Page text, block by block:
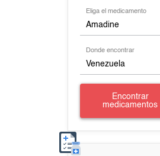
Eliga el medicamento
Amadine
Donde encontrar
Venezuela
Encontrar
medicamentos